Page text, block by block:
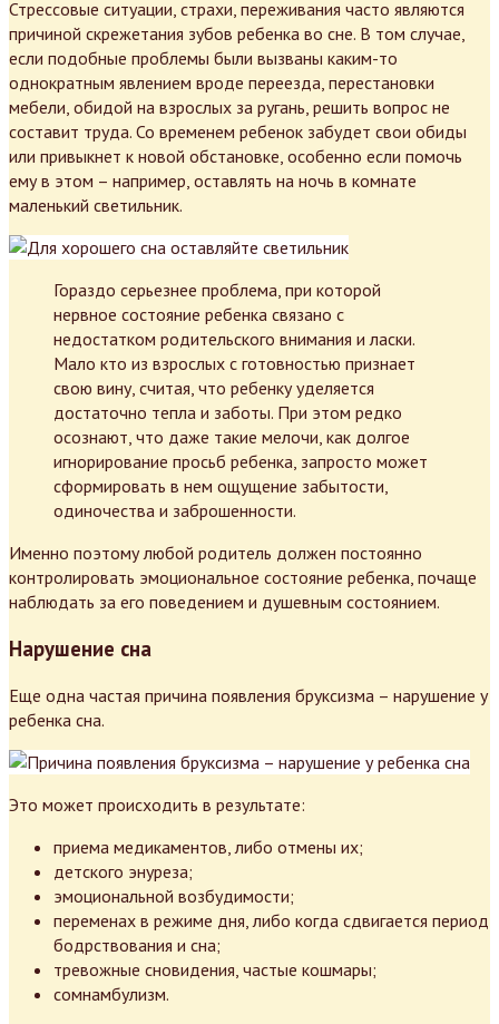
Стрессовые ситуации, страхи, переживания часто являются
причиной скрежетания зубов ребенка во сне. В том случае,
если подобные проблемы были вызваны каким-то
однократным явлением вроде переезда, перестановки
мебели, обидой на взрослых за ругань, решить вопрос не
составит труда. Со временем ребенок забудет свои обиды
или привыкнет к новой обстановке, особенно если помочь
ему в этом – например, оставлять на ночь в комнате
маленький светильник.
Гораздо серьезнее проблема, при которой
нервное состояние ребенка связано с
недостатком родительского внимания и ласки.
Мало кто из взрослых с готовностью признает
свою вину, считая, что ребенку уделяется
достаточно тепла и заботы. При этом редко
осознают, что даже такие мелочи, как долгое
игнорирование просьб ребенка, запросто может
сформировать в нем ощущение забытости,
одиночества и заброшенности.
Именно поэтому любой родитель должен постоянно
контролировать эмоциональное состояние ребенка, почаще
наблюдать за его поведением и душевным состоянием.
Нарушение сна
Еще одна частая причина появления бруксизма – нарушение у
ребенка сна.
Это может происходить в результате:
приема медикаментов, либо отмены их;
детского энуреза;
эмоциональной возбудимости;
переменах в режиме дня, либо когда сдвигается период
бодрствования и сна;
тревожные сновидения, частые кошмары;
сомнамбулизм.